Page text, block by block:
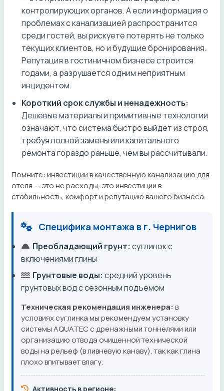
контролирующих органов. А если информация о
проблемах с канализацией распространится
среди гостей, вы рискуете потерять не только
текущих клиентов, но и будущие бронирования.
Репутация в гостиничном бизнесе строится
годами, а разрушается одним неприятным
инцидентом.
Короткий срок службы и ненадежность:
Дешевые материалы и примитивные технологии
означают, что система быстро выйдет из строя,
требуя полной замены или капитального
ремонта гораздо раньше, чем вы рассчитывали.
Помните: инвестиции в качественную канализацию для
отеля — это не расходы, это инвестиции в
стабильность, комфорт и репутацию вашего бизнеса.
Специфика монтажа в г. Чернигов
Преобладающий грунт: суглинок с
включениями глины
Грунтовые воды: средний уровень
грунтовых вод с сезонным подъемом
Техническая рекомендация инженера: в
условиях суглинка мы рекомендуем установку
системы AQUATEC с дренажными тоннелями или
организацию отвода очищенной технической
воды на рельеф (в ливневую канаву), так как глина
плохо впитывает влагу.
Активность в регионе: